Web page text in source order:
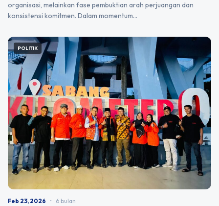
organisasi, melainkan fase pembuktian arah perjuangan dan
konsistensi komitmen. Dalam momentum…
POLITIK
Feb 23, 2026 • 6 bulan